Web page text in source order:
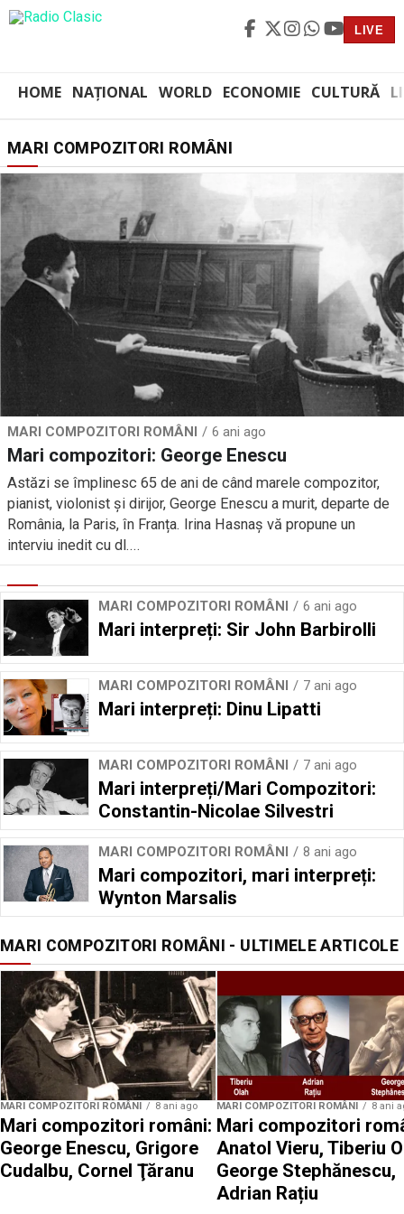
LIVE
HOME NAȚIONAL WORLD ECONOMIE CULTURĂ
MARI COMPOZITORI ROMÂNI
MARI COMPOZITORI ROMÂNI 6 ani ago
Mari compozitori: George Enescu
Astăzi se împlinesc 65 de ani de când marele compozitor,
pianist, violonist și dirijor, George Enescu a murit, departe de
România, la Paris, în Franța. Irina Hasnaș vă propune un
interviu inedit cu dl....
MARI COMPOZITORI ROMÂNI 6 ani ago
Mari interpreți: Sir John Barbirolli
MARI COMPOZITORI ROMÂNI 7 ani ago
Mari interpreți: Dinu Lipatti
MARI COMPOZITORI ROMÂNI 7 ani ago
Mari interpreți/Mari Compozitori:
Constantin-Nicolae Silvestri
MARI COMPOZITORI ROMÂNI 8 ani ago
Mari compozitori, mari interpreți:
Wynton Marsalis
MARI COMPOZITORI ROMÂNI - ULTIMELE ARTICOLE
MARI COMPOZITORI ROMÂNI 8 ani ago
Mari compozitori români:
George Enescu, Grigore
Cudalbu, Cornel Ţăranu
MARI COMPOZITORI ROMÂNI 8 ani
Mari compozitori
Anatol Vieru, Tiberiu
George Stephănescu,
Adrian Rațiu